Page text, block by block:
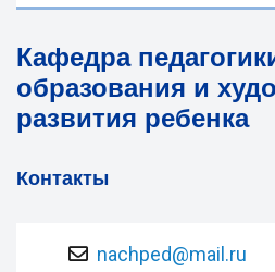
Кафедра
образования и
развития ребенка
Контакты
nachped@mail.ru